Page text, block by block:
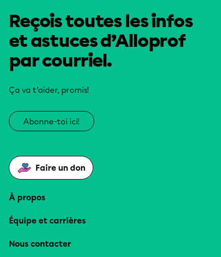
Reçois toutes les infos
et astuces d’Alloprof
par courriel.
Ça va t’aider, promis!
Abonne-toi ici!
Faire un don
À propos
Équipe et carrières
Nous contacter